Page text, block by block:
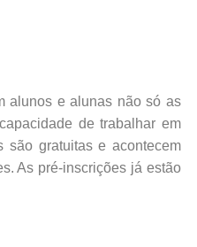
alunos e alunas não só as
de trabalhar em
gratuitas e acontecem
As pré-inscrições já estão